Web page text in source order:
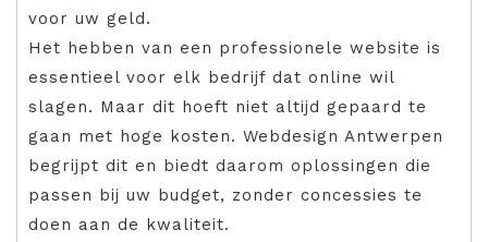
voor uw geld.
Het hebben van een professionele website is
essentieel voor elk bedrijf dat online wil
slagen. Maar dit hoeft niet altijd gepaard te
gaan met hoge kosten. Webdesign Antwerpen
begrijpt dit en biedt daarom oplossingen die
passen bij uw budget, zonder concessies te
doen aan de kwaliteit.